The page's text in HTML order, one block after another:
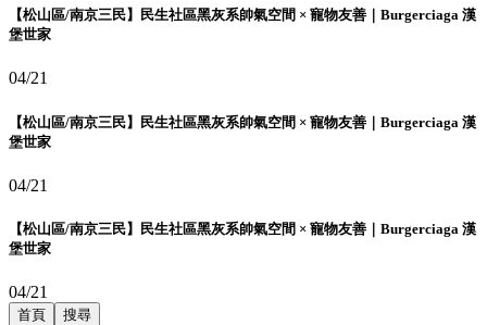
【松山區/南京三民】民生社區黑灰系帥氣空間 × 寵物友善｜Burgerciaga 漢
堡世家
04/21
【松山區/南京三民】民生社區黑灰系帥氣空間 × 寵物友善｜Burgerciaga 漢
堡世家
04/21
【松山區/南京三民】民生社區黑灰系帥氣空間 × 寵物友善｜Burgerciaga 漢
堡世家
04/21
首頁 搜尋